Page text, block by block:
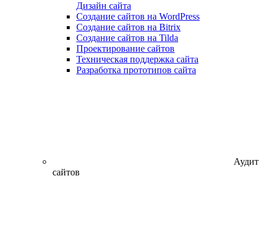
Дизайн сайта
Создание сайтов на WordPress
Создание сайтов на Bitrix
Создание сайтов на Tilda
Проектирование сайтов
Техническая поддержка сайта
Разработка прототипов сайта
Аудит
сайтов